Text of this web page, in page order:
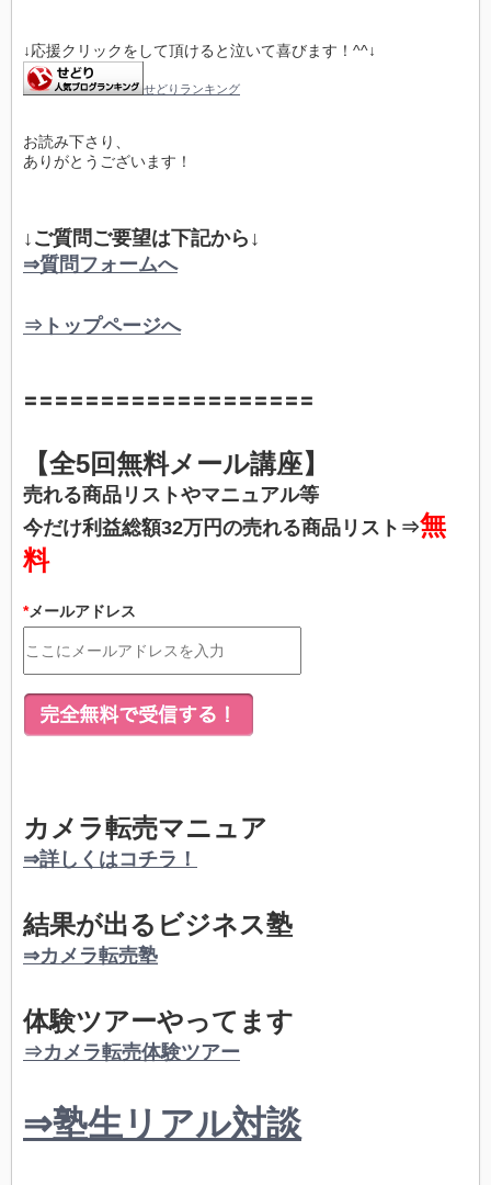
↓応援クリックをして頂けると泣いて喜びます！^^↓
せどりランキング
お読み下さり、
ありがとうございます！
↓ご質問ご要望は下記から↓
⇒質問フォームへ
⇒トップページへ
〓〓〓〓〓〓〓〓〓〓〓〓〓〓〓〓〓〓〓
​【全5回無料メール講座】
売れる商品リストやマニュアル等
今だけ利益総額32万円の売れる商品リスト ⇒無
料
*メールアドレス
カメラ転売マニュア
⇒詳しくはコチラ！
結果が出るビジネス塾
⇒カメラ転売塾
体験ツアーやってます
⇒カメラ転売体験ツアー
⇒塾生リアル対談